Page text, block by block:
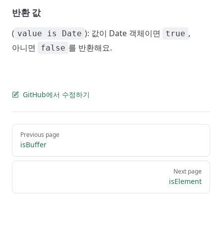
반환 값
( value is Date ): 값이 Date 객체이면 true ,
아니면
false 를 반환해요.
GitHub에서 수정하기
Pager
Previous page
isBuffer
Next page
isElement